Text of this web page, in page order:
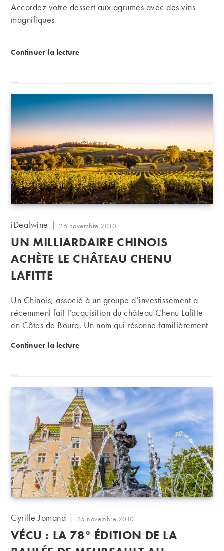
Accordez votre dessert aux agrumes avec des vins
magnifiques
Continuer la lectureQuels accords mets et vins sur les desserts aux
Auteur/autrice
la
publication :
iDealwine
Publication
publiée :
26 novembre 2010
UN MILLIARDAIRE CHINOIS
ACHÈTE LE CHÂTEAU CHENU
LAFITTE
Un Chinois, associé à un groupe d’investissement a
récemment fait l’acquisition du château Chenu Lafitte
en Côtes de Bourg. Un nom qui résonne familièrement
Continuer la lectureUn milliardaire chinois achète le château Chenu
Auteur/autrice
de
la
publication :
Cyrille Jomand
Publication
publiée :
25 novembre 2010
VÉCU : LA 78° ÉDITION DE LA